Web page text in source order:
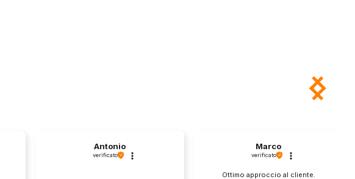
Antonio
verificato
Marco
verificato
Ottimo approccio al cliente.